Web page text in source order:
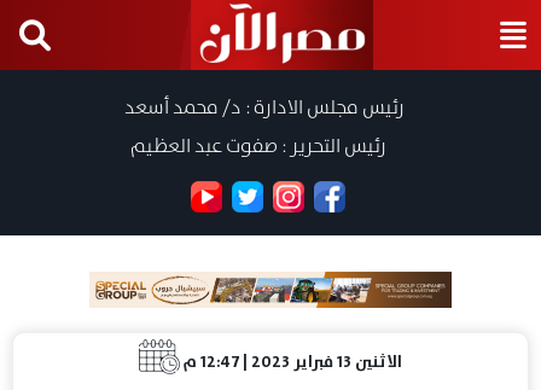
رئيس مجلس الادارة : د/ محمد أسعد
رئيس التحرير : صفوت عبد العظيم
الاثنين 13 فبراير 2023 | 12:47 م